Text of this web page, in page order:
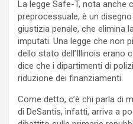
La legge Safe-T, nota anche
preprocessuale, è un
giustizia penale, che elimina
imputati. Una legge che non
dello stato dell’Illinois erano
dice che i dipartimenti di
riduzione dei finanziamenti.
Come detto, c’è chi parla di
di DeSantis, infatti, arriva a